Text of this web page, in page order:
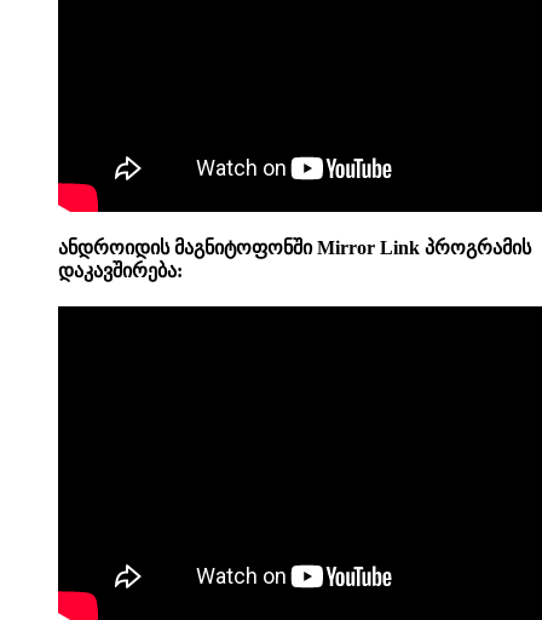
ანდროიდის მაგნიტოფონშიMirror Link პროგრამის
დაკავშირება: